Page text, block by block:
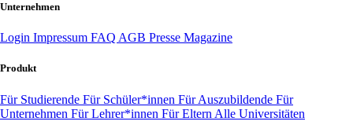
Unternehmen
Login Impressum FAQ AGB Presse Magazine
Produkt
Für Studierende Für Schüler*innen Für Auszubildende Für
Unternehmen Für Lehrer*innen Für Eltern Alle Universitäten